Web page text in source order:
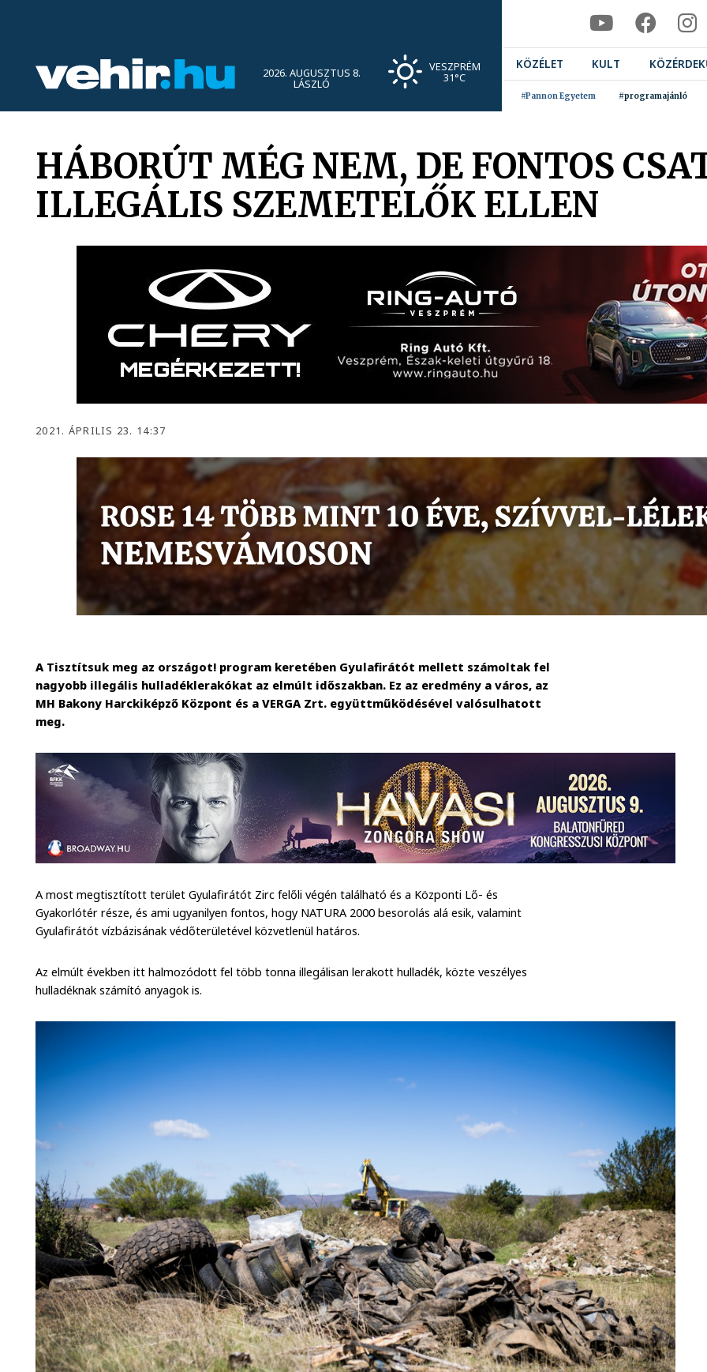
2026. AUGUSZTUS 8.
LÁSZLÓ
VESZPRÉM
31°C
KÖZÉLET KULT
#Pannon Egyetem #programajánló
HÁBORÚT MÉG NEM, DE FONTOS
ILLEGÁLIS SZEMETELŐK ELLEN
2021. ÁPRILIS 23. 14:37
A Tisztítsuk meg az országot! program keretében Gyulafirátót mellett számoltak fel
nagyobb illegális hulladéklerakókat az elmúlt időszakban. Ez az eredmény a város, az
MH Bakony Harckiképző Központ és a VERGA Zrt. együttműködésével valósulhatott
meg.
A most megtisztított terület Gyulafirátót Zirc felőli végén található és a Központi Lő- és
Gyakorlótér része, és ami ugyanilyen fontos, hogy NATURA 2000 besorolás alá esik, valamint
Gyulafirátót vízbázisának védőterületével közvetlenül határos.
Az elmúlt években itt halmozódott fel több tonna illegálisan lerakott hulladék, közte veszélyes
hulladéknak számító anyagok is.